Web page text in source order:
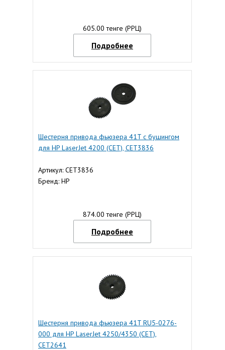
605.00 тенге (РРЦ)
Подробнее
Шестерня привода фьюзера 41T с бушингом
для HP LaserJet 4200 (CET), CET3836
Артикул: CET3836
Бренд: HP
874.00 тенге (РРЦ)
Подробнее
Шестерня привода фьюзера 41T RU5-0276-
000 для HP LaserJet 4250/4350 (CET),
CET2641